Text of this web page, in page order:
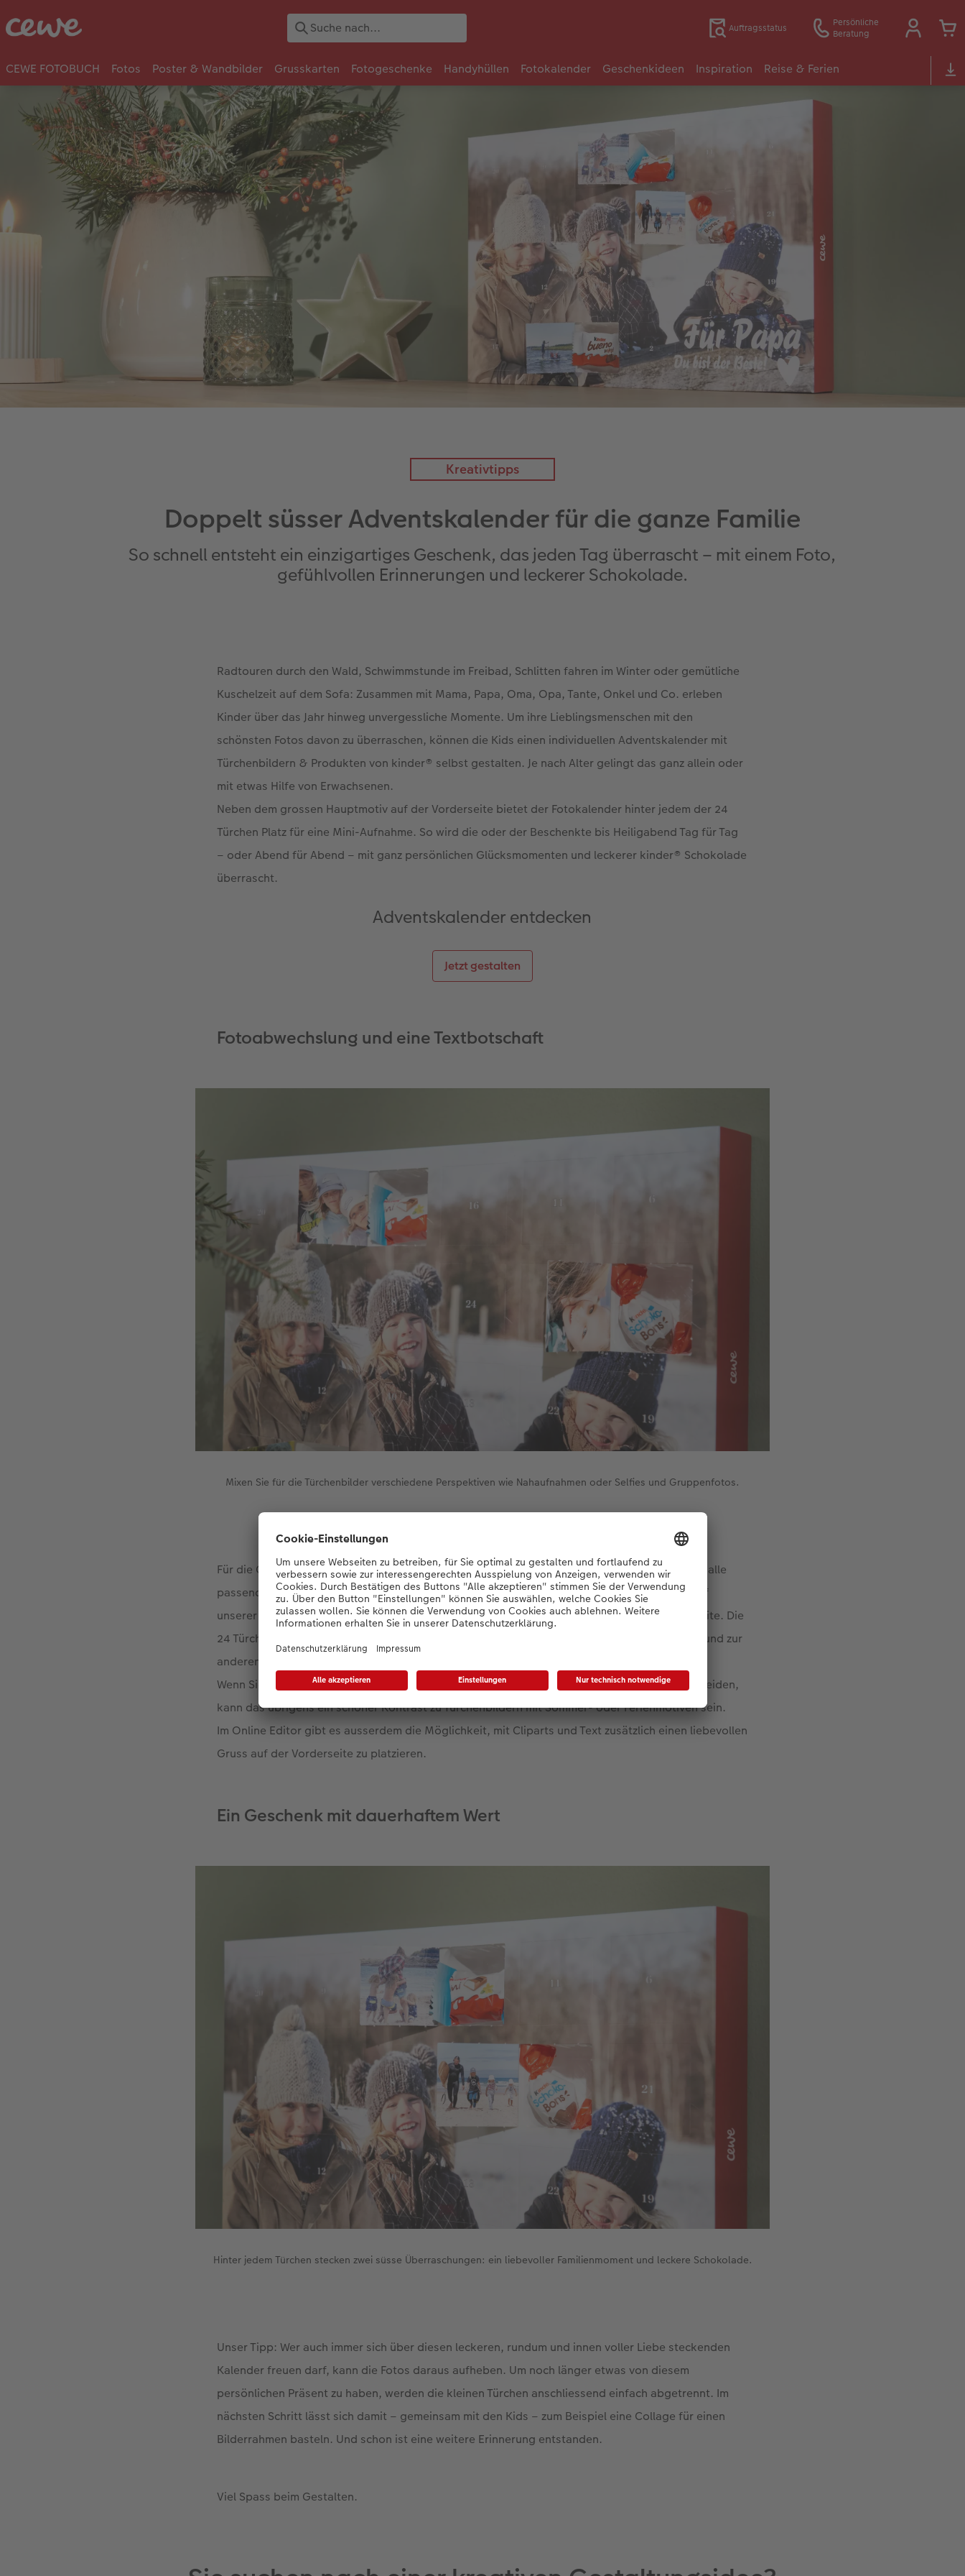
Auftragsstatus
Persönliche
Beratung
CEWE FOTOBUCH Fotos Poster & Wandbilder Grusskarten Fotogeschenke Handyhüllen Fotokalender Geschenkideen Inspiration Reise & Ferien
Kreativtipps
Doppelt süsser Adventskalender für die ganze Familie
So schnell entsteht ein einzigartiges Geschenk, das jeden Tag überrascht – mit einem Foto,
gefühlvollen Erinnerungen und leckerer Schokolade.
Radtouren durch den Wald, Schwimmstunde im Freibad, Schlitten fahren im Winter oder gemütliche
Kuschelzeit auf dem Sofa: Zusammen mit Mama, Papa, Oma, Opa, Tante, Onkel und Co. erleben
Kinder über das Jahr hinweg unvergessliche Momente. Um ihre Lieblingsmenschen mit den
schönsten Fotos davon zu überraschen, können die Kids einen individuellen Adventskalender mit
Türchenbildern & Produkten von kinder® selbst gestalten. Je nach Alter gelingt das ganz allein oder
mit etwas Hilfe von Erwachsenen.
Neben dem grossen Hauptmotiv auf der Vorderseite bietet der Fotokalender hinter jedem der 24
Türchen Platz für eine Mini-Aufnahme. So wird die oder der Beschenkte bis Heiligabend Tag für Tag
– oder Abend für Abend – mit ganz persönlichen Glücksmomenten und leckerer kinder® Schokolade
überrascht.
Adventskalender entdecken
Jetzt gestalten
Fotoabwechslung und eine Textbotschaft
Mixen Sie für die Türchenbilder verschiedene Perspektiven wie Nahaufnahmen oder Selfies und Gruppenfotos.
Für die Gestaltung des Adventskalenders werden 25 Fotos benötigt. Sammeln Sie am besten alle
passenden Aufnahmen vorab in einem Ordner, auf den Sie anschliessend im Online Editor auf
unserer Homepage zugreifen können. Eines der Motive kommt grossflächig auf die Vorderseite. Die
24 Türchenbilder können zum Beispiel zur Hälfte aus Gruppenaufnahmen oder Landschaften und zur
anderen Hälfte aus Nahaufnahmen bestehen – das sorgt für Abwechslung.
Wenn Sie oder die Kleinen sich für ein winterliches Titelfoto für Ihren Adventskalender entscheiden,
kann das übrigens ein schöner Kontrast zu Türchenbildern mit Sommer- oder Ferienmotiven sein.
Im Online Editor gibt es ausserdem die Möglichkeit, mit Cliparts und Text zusätzlich einen liebevollen
Gruss auf der Vorderseite zu platzieren.
Ein Geschenk mit dauerhaftem Wert
Hinter jedem Türchen stecken zwei süsse Überraschungen: ein liebevoller Familienmoment und leckere Schokolade.
Unser Tipp: Wer auch immer sich über diesen leckeren, rundum und innen voller Liebe steckenden
Kalender freuen darf, kann die Fotos daraus aufheben. Um noch länger etwas von diesem
persönlichen Präsent zu haben, werden die kleinen Türchen anschliessend einfach abgetrennt. Im
nächsten Schritt lässt sich damit – gemeinsam mit den Kids – zum Beispiel eine Collage für einen
Bilderrahmen basteln. Und schon ist eine weitere Erinnerung entstanden.
Viel Spass beim Gestalten.